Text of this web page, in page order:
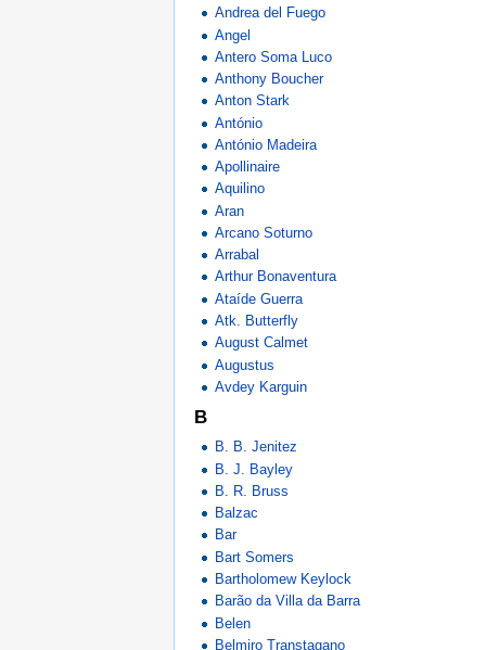
Andrea del Fuego
Angel
Antero Soma Luco
Anthony Boucher
Anton Stark
António
António Madeira
Apollinaire
Aquilino
Aran
Arcano Soturno
Arrabal
Arthur Bonaventura
Ataíde Guerra
Atk. Butterfly
August Calmet
Augustus
Avdey Karguin
B
B. B. Jenitez
B. J. Bayley
B. R. Bruss
Balzac
Bar
Bart Somers
Bartholomew Keylock
Barão da Villa da Barra
Belen
Belmiro Transtagano